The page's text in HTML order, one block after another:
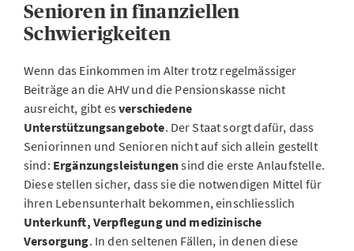
Senioren in finanziellen
Schwierigkeiten
Wenn das Einkommen im Alter trotz regelmässiger
Beiträge an die AHV und die Pensionskasse nicht
ausreicht, gibt esverschiedene
Unterstützungsangebote. Der Staat sorgt dafür, dass
Seniorinnen und Senioren nicht auf sich allein gestellt
sind: Ergänzungsleistungensind die erste Anlaufstelle.
Diese stellen sicher, dass sie die notwendigen Mittel für
ihren Lebensunterhalt bekommen, einschliesslich
Unterkunft, Verpflegung und medizinische
Versorgung. In den seltenen Fällen, in denen diese